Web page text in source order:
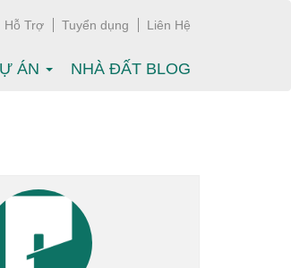
Hỗ Trợ Tuyển dụng Liên Hệ
ÁN NHÀ ĐẤT BLOG